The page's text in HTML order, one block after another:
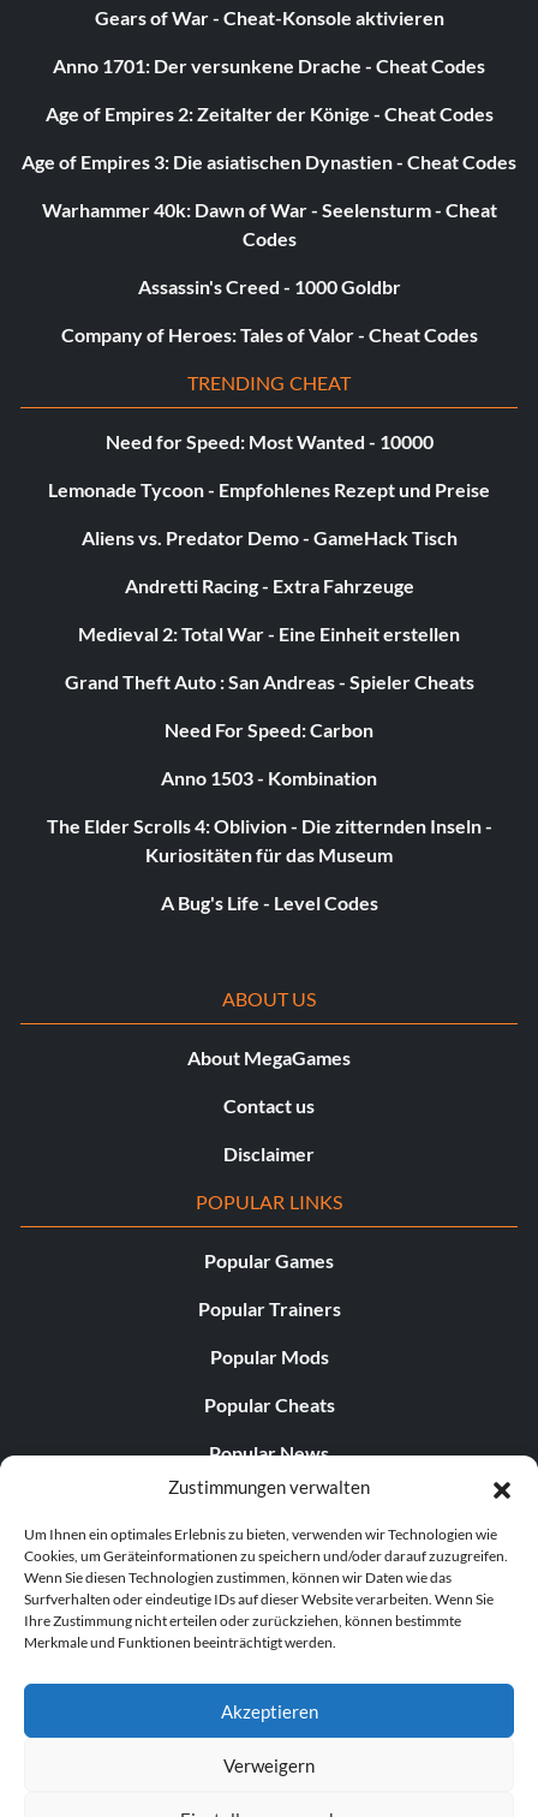
Zustimmungen verwalten
Um Ihnen ein optimales Erlebnis zu bieten, verwenden wir Technologien wie
Cookies, um Geräteinformationen zu speichern und/oder darauf zuzugreifen.
Wenn Sie diesen Technologien zustimmen, können wir Daten wie das
Surfverhalten oder eindeutige IDs auf dieser Website verarbeiten. Wenn Sie
Ihre Zustimmung nicht erteilen oder zurückziehen, können bestimmte
Merkmale und Funktionen beeinträchtigt werden.
Akzeptieren
Verweigern
Bearer and Cannoneer in the Crypt Spire.
Skull King (15 points): Defeat the Skull King in the Gaol of
Louis’s Memories (15 points): View Louis’s memory
Yakumo’s Memories (15 points): View Yakumo’s memory
Murasame’s Memories (15 points): View Murasame’s
Davis’s Memories (15 points): View Davis’s memory
echoes.
Mia’s Memories (15 points): View Mia’s memory echoes.
Io’s Memories (30 points): View Io’s memory echoes.
Dweller in the Dark (15 points): View the “Dweller in the
Juzo Mido (15 points): Defeat the boss of the Crypt Spire,
Gears of War - Cheat-Konsole aktivieren
Anno 1701: Der versunkene Drache - Cheat Codes
Age of Empires 2: Zeitalter der Könige - Cheat Codes
Age of Empires 3: Die asiatischen Dynastien - Cheat Codes
Warhammer 40k: Dawn of War - Seelensturm - Cheat
Codes
Assassin's Creed - 1000 Goldbr
Company of Heroes: Tales of Valor - Cheat Codes
TRENDING CHEAT
Need for Speed: Most Wanted - 10000
Lemonade Tycoon - Empfohlenes Rezept und Preise
Aliens vs. Predator Demo - GameHack Tisch
Andretti Racing - Extra Fahrzeuge
Medieval 2: Total War - Eine Einheit erstellen
Grand Theft Auto : San Andreas - Spieler Cheats
Need For Speed: Carbon
Anno 1503 - Kombination
The Elder Scrolls 4: Oblivion - Die zitternden Inseln -
Kuriositäten für das Museum
A Bug's Life - Level Codes
ABOUT US
About MegaGames
Contact us
Disclaimer
POPULAR LINKS
Popular Games
Popular Trainers
Popular Mods
Popular Cheats
Popular News
Popular Editorials
Popular Free Games
LATEST UPDATES